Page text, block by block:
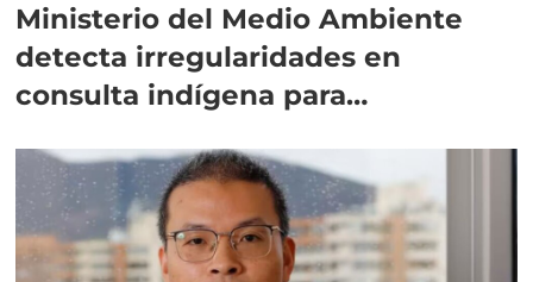
Ministerio del Medio Ambiente
detecta irregularidades en
consulta indígena para